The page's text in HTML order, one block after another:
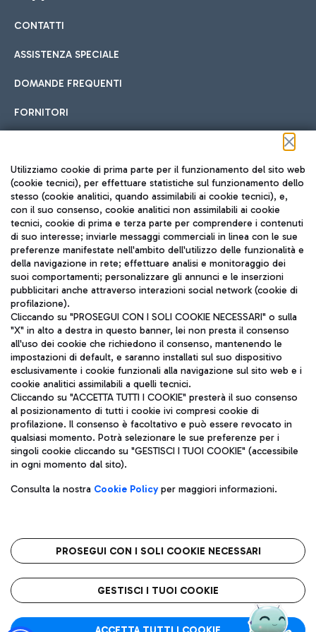
Cucina Internazionale
Fast Food
Pizza
Gelateria
Wine Bar & Sparkling
Hotel in aeroporto
Scegli l'alloggio più adatto e approfitta della vicinanza
all'aeroporto.
Car sharing
Con il Car Sharing è ancora più facile spostarsi
Treno
Raggiungi velocemente l'aeroporto di Fiumicino da Roma
tramite i servizi ferroviari Trenitalia.
Autobus
Scopri le linee di autobus per raggiungere l'aeroporto
Leonardo Da Vinci.
Raggiungi l’aeroporto senza pensieri con il servizio di taxi a
Ristoranti
Scopri la nostra offerta per una pausa gustosa in aeroporto
Mappa Aeroporto Fiumicino
CONTATTI
ASSISTENZA SPECIALE
DOMANDE FREQUENTI
FORNITORI
Seguici sui social
TRAVEL JOURNAL
ITA
Aeroporti di Roma S.p.A. - Società soggetta a direzione e
coordinamento di Mundys S.p.A.
Codice fiscale e Registro delle Imprese di Roma 13032990155 P.
IVA 06572251004
Capitale sociale 62.224.743,00 int. vers.
Sede legale: Via Pier Paolo Racchetti 1 - 00054 Fiumicino (RM)
telefono +39 06 65951
Privacy policy
Note legali
Roma FCO
L'aeroporto stellato
Utilizziamo cookie di prima parte per il funzionamento del sito web
(cookie tecnici), per effettuare statistiche sul funzionamento dello
stesso (cookie analitici, quando assimilabili ai cookie tecnici), e,
con il suo consenso, cookie analitici non assimilabili ai cookie
tecnici, cookie di prima e terza parte per comprendere i contenuti
di suo interesse; inviarle messaggi commerciali in linea con le sue
preferenze manifestate nell'ambito dell'utilizzo delle funzionalità e
della navigazione in rete; effettuare analisi e monitoraggio dei
suoi comportamenti; personalizzare gli annunci e le inserzioni
pubblicitari anche attraverso interazioni social network (cookie di
profilazione).
Cliccando su "PROSEGUI CON I SOLI COOKIE NECESSARI" o sulla
"X" in alto a destra in questo banner, lei non presta il consenso
all'uso dei cookie che richiedono il consenso, mantenendo le
impostazioni di default, e saranno installati sul suo dispositivo
esclusivamente i cookie funzionali alla navigazione sul sito web e i
cookie analitici assimilabili a quelli tecnici.
Cliccando su "ACCETTA TUTTI I COOKIE" presterà il suo consenso
al posizionamento di tutti i cookie ivi compresi cookie di
profilazione. Il consenso è facoltativo e può essere revocato in
qualsiasi momento. Potrà selezionare le sue preferenze per i
singoli cookie cliccando su "GESTISCI I TUOI COOKIE" (accessibile
in ogni momento dal sito).
Consulta la nostra Cookie Policyper maggiori informazioni.
PROSEGUI CON I SOLI COOKIE NECESSARI
GESTISCI I TUOI COOKIE